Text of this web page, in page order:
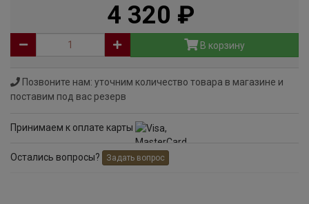
4 320
В корзину
Позвоните нам: уточним количество товара в магазине и
поставим под вас резерв
Принимаем к оплате карты
Остались вопросы? Задать вопрос